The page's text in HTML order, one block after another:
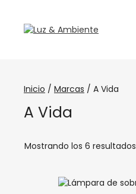
Inicio / Marcas / A Vida
A Vida
Mostrando los 6 resultados